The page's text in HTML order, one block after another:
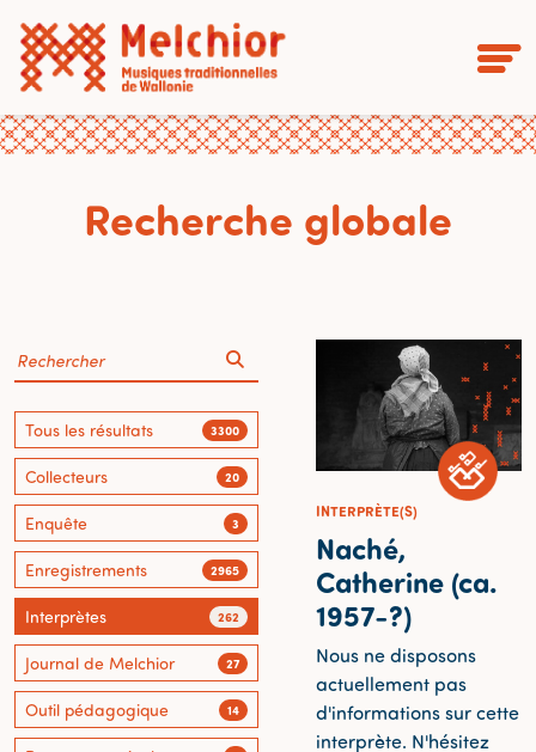
Recherche globale
INTERPRÈTE(S)
Naché,
Catherine (ca.
1957-?)
Nous ne disposons
actuellement pas
d'informations sur cette
interprète. N'hésitez
Tous les résultats 3300
Collecteurs 20
Enquête 3
Enregistrements 2965
Interprètes 262
Journal de Melchior 27
Outil pédagogique 14